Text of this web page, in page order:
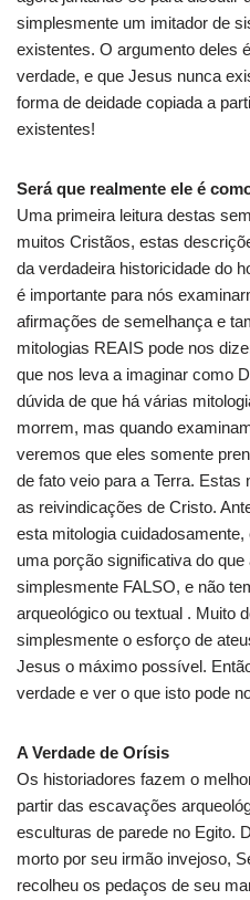
simplesmente um imitador de
existentes. O argumento deles
verdade, e que Jesus nunca
forma de deidade copiada a
existentes!
Será que realmente ele é
Uma primeira leitura destas
muitos Cristãos, estas
da verdadeira historicidade do
é importante para nós
afirmações de semelhança e
mitologias REAIS pode nos
que nos leva a imaginar como
dúvida de que há várias
morrem, mas quando
veremos que eles somente
de fato veio para a Terra.
as reivindicações de Cristo.
esta mitologia
uma porção significativa do
simplesmente FALSO, e não
arqueológico ou textual . Muito
simplesmente o esforço de
Jesus o máximo possível.
verdade e ver o que isto pode
A Verdade de Orísis
Os historiadores fazem o
partir das escavações
esculturas de parede no Egito.
morto por seu irmão invejoso,
recolheu os pedaços de seu